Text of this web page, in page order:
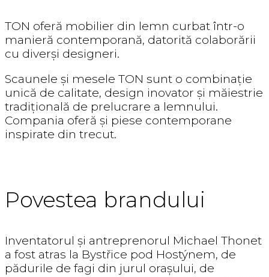
TON oferă mobilier din lemn curbat într-o
manieră contemporană, datorită colaborării
cu diverși designeri.
Scaunele și mesele TON sunt o combinație
unică de calitate, design inovator și măiestrie
tradițională de prelucrare a lemnului.
Compania oferă și piese contemporane
inspirate din trecut.
Povestea brandului
Inventatorul și antreprenorul Michael Thonet
a fost atras la Bystřice pod Hostýnem, de
pădurile de fagi din jurul orașului, de